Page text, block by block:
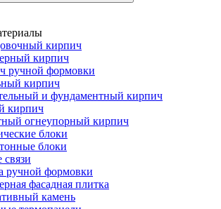
кирпич
кирпич
ручной формовки
кирпич
и фундаментный кирпич
кирпич
огнеупорный кирпич
блоки
блоки
связи
ручной формовки
фасадная плитка
камень